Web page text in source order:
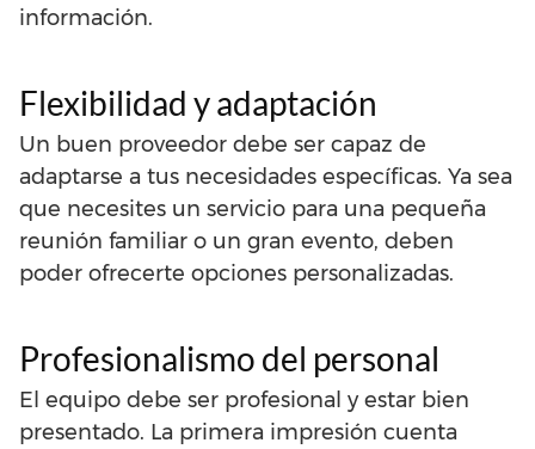
información.
Flexibilidad y adaptación
Un buen proveedor debe ser capaz de
adaptarse a tus necesidades específicas. Ya sea
que necesites un servicio para una pequeña
reunión familiar o un gran evento, deben
poder ofrecerte opciones personalizadas.
Profesionalismo del personal
El equipo debe ser profesional y estar bien
presentado. La primera impresión cuenta